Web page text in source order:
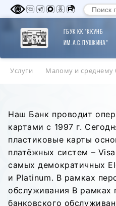
ГБУК КК "ККУНБ
им. А.С. Пушкина"
Услуги Малому и среднему
Наш Банк проводит
картами с 1997 г.
пластиковые карты
платёжных систем –
самых демократичных
и Platinum. В рамках
обслуживания В рамках
банковского